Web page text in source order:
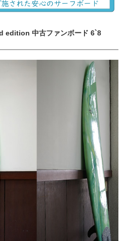
edition 中古ファンボード 6`8